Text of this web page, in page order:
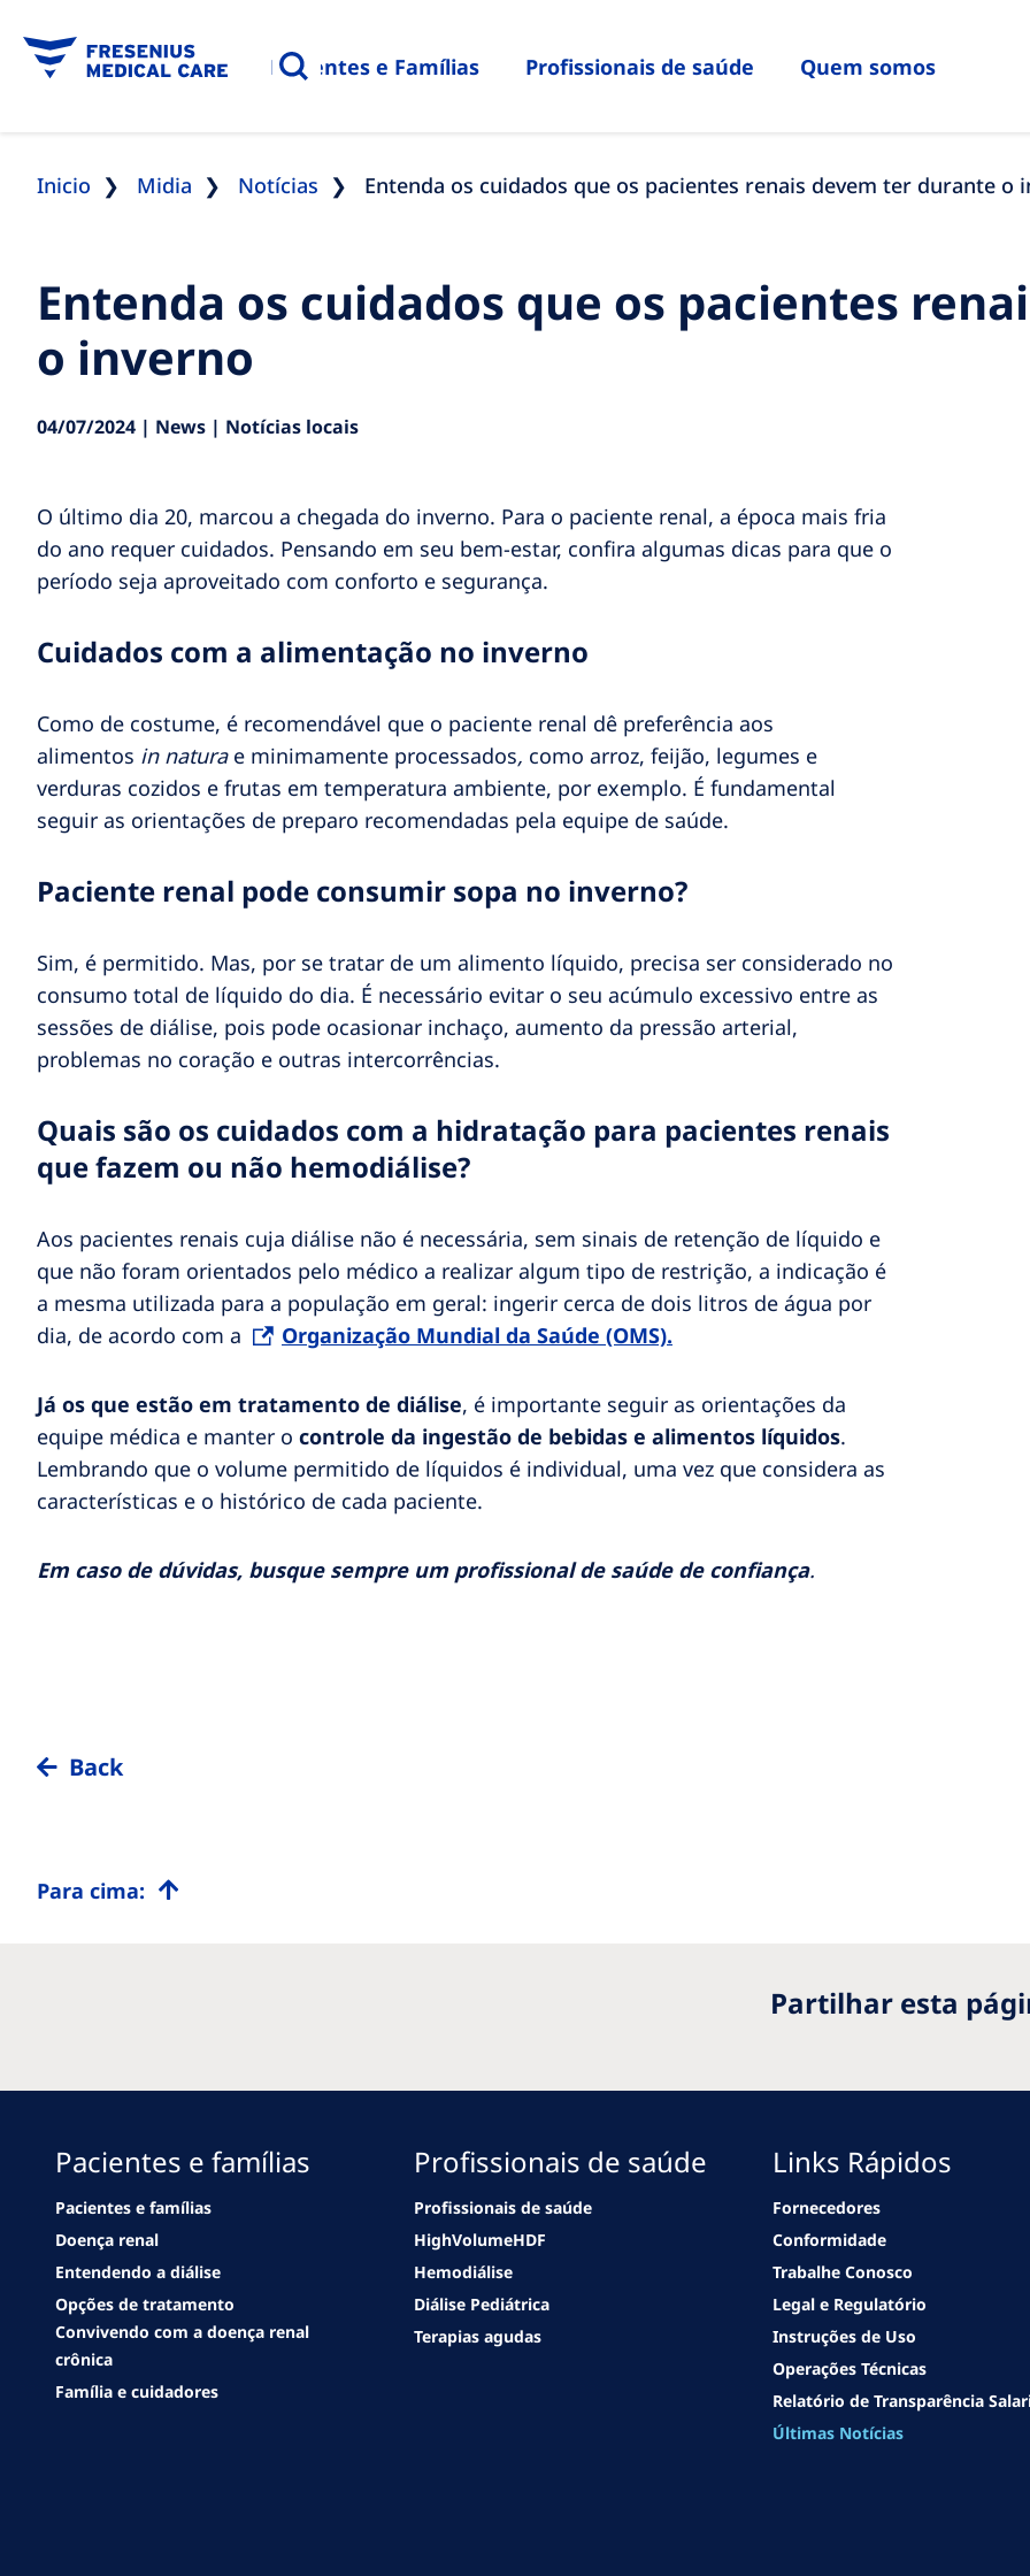
Pacientes e Famílias Profissionais de saúde Quem somos
Inicio Midia Notícias Entenda os cuidados que os pacientes renais devem ter durante o
Entenda os cuidados que os pacientes
o inverno
04/07/2024 | News | Notícias locais
O último dia 20, marcou a chegada do inverno. Para o paciente renal, a época mais fria
do ano requer cuidados. Pensando em seu bem-estar, confira algumas dicas para que o
período seja aproveitado com conforto e segurança.
Cuidados com a alimentação no inverno
Como de costume, é recomendável que o paciente renal dê preferência aos
alimentos in natura e minimamente processados, como arroz, feijão, legumes e
verduras cozidos e frutas em temperatura ambiente, por exemplo. É fundamental
seguir as orientações de preparo recomendadas pela equipe de saúde.
Paciente renal pode consumir sopa no inverno?
Sim, é permitido. Mas, por se tratar de um alimento líquido, precisa ser considerado no
consumo total de líquido do dia. É necessário evitar o seu acúmulo excessivo entre as
sessões de diálise, pois pode ocasionar inchaço, aumento da pressão arterial,
problemas no coração e outras intercorrências.
Quais são os cuidados com a hidratação para pacientes renais
que fazem ou não hemodiálise?
Aos pacientes renais cuja diálise não é necessária, sem sinais de retenção de líquido e
que não foram orientados pelo médico a realizar algum tipo de restrição, a indicação é
a mesma utilizada para a população em geral: ingerir cerca de dois litros de água por
dia, de acordo com a
Organização Mundial da Saúde (OMS).
Já os que estão em tratamento de diálise, é importante seguir as orientações da
equipe médica e manter o controle da ingestão de bebidas e alimentos líquidos.
Lembrando que o volume permitido de líquidos é individual, uma vez que considera as
características e o histórico de cada paciente.
Em caso de dúvidas, busque sempre um profissional de saúde de confiança.
Back
Para cima:
Partilhar esta
Pacientes e famílias
Pacientes e famílias
Doença renal
Entendendo a diálise
Opções de tratamento
Convivendo com a doença renal
crônica
Família e cuidadores
Profissionais de saúde
Profissionais de saúde
HighVolumeHDF
Hemodiálise
Diálise Pediátrica
Terapias agudas
Links Rápidos
Fornecedores
Conformidade
Trabalhe Conosco
Legal e Regulatório
Instruções de Uso
Operações Técnicas
Relatório de Transparência
Últimas Notícias